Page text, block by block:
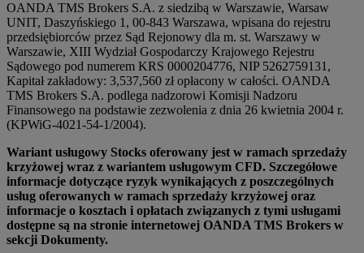
OANDA TMS Brokers S.A. z siedzibą w Warszawie, Warsaw
UNIT, Daszyńskiego 1, 00-843 Warszawa, wpisana do rejestru
przedsiębiorców przez Sąd Rejonowy dla m. st. Warszawy w
Warszawie, XIII Wydział Gospodarczy Krajowego Rejestru
Sądowego pod numerem KRS 0000204776, NIP 5262759131,
Kapitał zakładowy: 3,537,560 zł opłacony w całości. OANDA
TMS Brokers S.A. podlega nadzorowi Komisji Nadzoru
Finansowego na podstawie zezwolenia z dnia 26 kwietnia 2004 r.
(KPWiG-4021-54-1/2004).
Wariant usługowy Stocks oferowany jest w ramach sprzedaży
krzyżowej wraz z wariantem usługowym CFD. Szczegółowe
informacje dotyczące ryzyk wynikających z poszczególnych
usług oferowanych w ramach sprzedaży krzyżowej oraz
informacje o kosztach i opłatach związanych z tymi usługami
dostępne są na stronie internetowej OANDA TMS Brokers w
sekcji Dokumenty.